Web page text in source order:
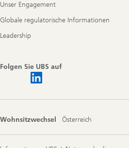
Unser Engagement
Globale regulatorische Informationen
Leadership
Folgen Sie UBS auf
Wohnsitzwechsel Österreich